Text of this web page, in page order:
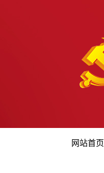
网站首页